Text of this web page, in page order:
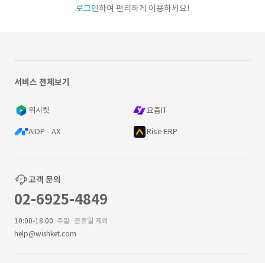
로그인하여 편리하게 이용하세요!
서비스 전체보기
위시켓 요즘IT
AIDP - AX Rise ERP
고객 문의
02-6925-4849
10:00-18:00 주말·공휴일 제외
help@wishket.com